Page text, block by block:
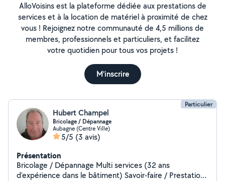
AlloVoisins est la plateforme dédiée aux prestations de
services et à la location de matériel à proximité de chez
vous ! Rejoignez notre communauté de 4,5 millions de
membres, professionnels et particuliers, et facilitez
votre quotidien pour tous vos projets !
M'inscrire
Particulier
Hubert Champel
Bricolage / Dépannage
Aubagne (Centre Ville)
5/5 (3 avis)
Présentation
Bricolage / Dépannage Multi services (32 ans
d'expérience dans le bâtiment) Savoir-faire / Prestations